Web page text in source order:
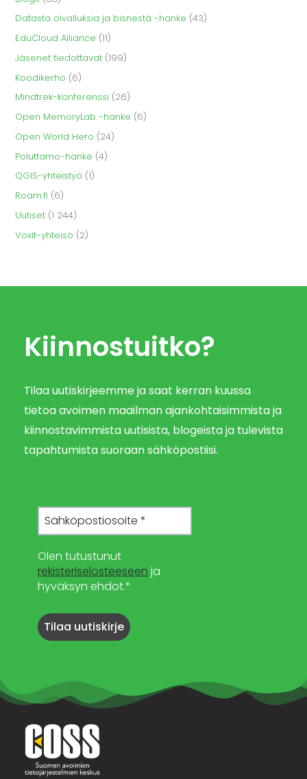
Datasta oivalluksia ja bisnestä -hanke (43)
EduCloud Alliance (11)
Jäsenet tiedottavat (199)
Koodikerho (6)
Mindtrek-konferenssi (26)
Open MemoryLab -hanke (6)
Open World Hero (24)
Poluttamo-hanke (4)
QGIS-yhteistyö (1)
Roam.fi (6)
Uutiset (1 244)
Voxit-yhteisö (2)
Kiinnostuitko?
Tilaa uutiskirjeemme ja saat kerran kuussa
tietoa avoimen maailman ajankohtaisimmista ja
kiinnostavimmista uutisista, blogeista ja tulevista
tapahtumista suoraan sähköpostiisi.
Olen tutustunut
rekisteriselosteeseen ja
hyväksyn ehdot.*